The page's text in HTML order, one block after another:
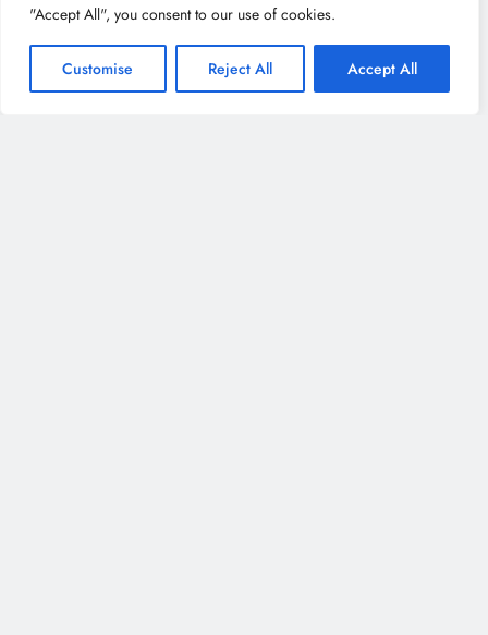
"Accept All", you consent to our use of cookies.
Customise Reject All Accept All